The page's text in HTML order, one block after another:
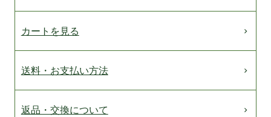
カートを見る
送料・お支払い方法
返品・交換について